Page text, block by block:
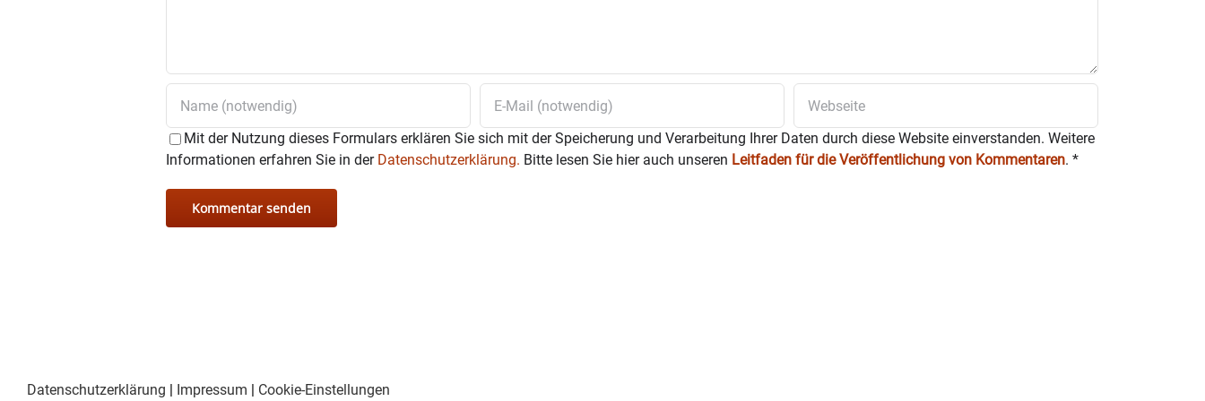
Mit der Nutzung dieses Formulars erklären Sie sich mit der Speicherung und Verarbeitung Ihrer Daten durch diese Website einverstanden. Weitere
Informationen erfahren Sie in der Datenschutzerklärung. Bitte lesen Sie hier auch unseren Leitfaden für die Veröffentlichung von Kommentaren. *
Datenschutzerklärung | Impressum | Cookie-Einstellungen